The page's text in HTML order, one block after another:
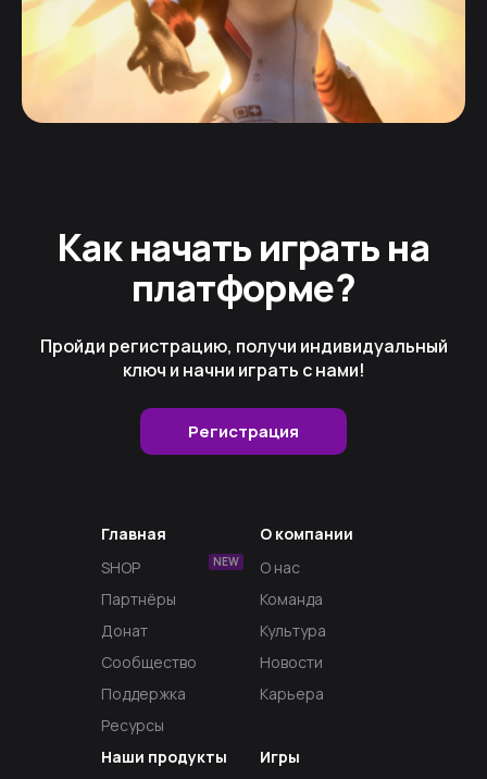
Как начать играть на
платформе?
Пройди регистрацию, получи индивидуальный
ключ и начни играть с нами!
Регистрация
Главная
SHOP
NEW
Партнёры
Донат
Сообщество
Поддержка
Ресурсы
Наши продукты
Игры
О компании
О нас
Команда
Культура
Новости
Карьера